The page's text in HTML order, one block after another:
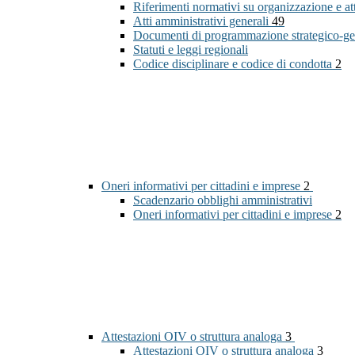
Riferimenti normativi su organizzazione e
Atti amministrativi generali 49
Documenti di programmazione strategico-
Statuti e leggi regionali
Codice disciplinare e codice di condotta 2
Oneri informativi per cittadini e imprese 2
Scadenzario obblighi amministrativi
Oneri informativi per cittadini e imprese 2
Attestazioni OIV o struttura analoga 3
Attestazioni OIV o struttura analoga 3